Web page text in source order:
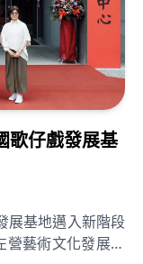
歌仔戲發展基
展基地邁入新階段
藝術文化發展中